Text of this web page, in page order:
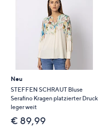
Neu
STEFFEN SCHRAUT Bluse
Serafino Kragen platzierter Druck
leger weit
€ 89,99